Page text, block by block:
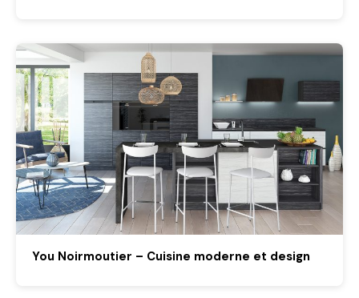
You Noirmoutier – Cuisine moderne et design